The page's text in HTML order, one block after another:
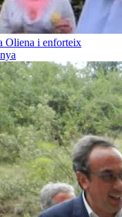
Oliena i enforteix